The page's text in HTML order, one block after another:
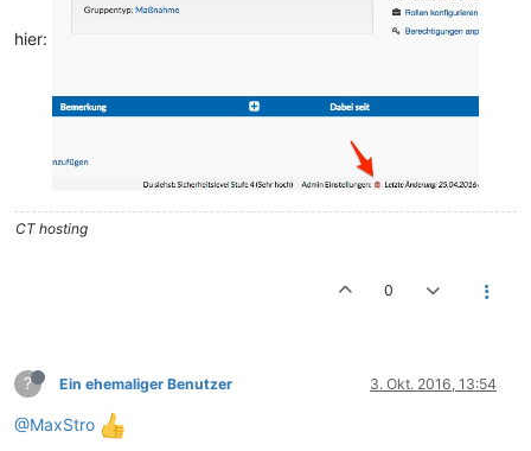
hier:
CT hosting
0
? Ein ehemaliger Benutzer 3. Okt. 2016, 13:54
@MaxStro